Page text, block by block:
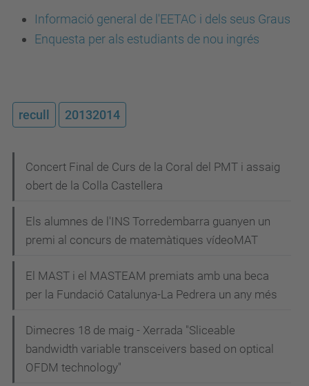
Informació general de l'EETAC i dels seus Graus
Enquesta per als estudiants de nou ingrés
recull 20132014
g
c
Concert Final de Curs de la Coral del PMT i assaig
obert de la Colla Castellera
Els alumnes de l'INS Torredembarra guanyen un
premi al concurs de matemàtiques vídeoMAT
El MAST i el MASTEAM premiats amb una beca
per la Fundació Catalunya-La Pedrera un any més
Dimecres 18 de maig - Xerrada "Sliceable
bandwidth variable transceivers based on optical
OFDM technology"